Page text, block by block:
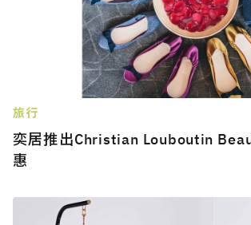
旅行
奕居推出Christian Louboutin
惠